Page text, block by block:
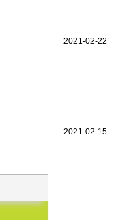
2021-02-22
2021-02-15